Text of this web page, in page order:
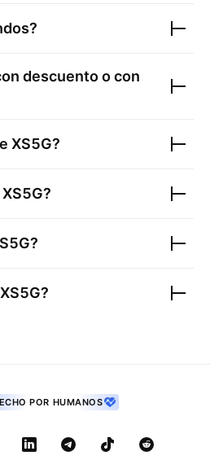
descuento o con
XS5G?
XS5G?
?
XS5G?
POR HUMANOS